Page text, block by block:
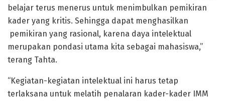
belajar terus menerus untuk menimbulkan pemikiran
kader yang kritis. Sehingga dapat menghasilkan
pemikiran yang rasional, karena daya intelektual
merupakan pondasi utama kita sebagai mahasiswa,”
terang Tahta.
“Kegiatan-kegiatan intelektual ini harus tetap
terlaksana untuk melatih penalaran kader-kader IMM